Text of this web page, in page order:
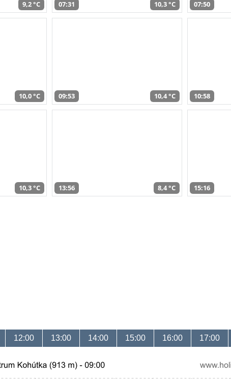
9,2 °C 07:31 10,3 °C 07:50
10,0 °C 09:53 10,4 °C 10:58
10,3 °C 13:56 8,4 °C 15:16
12:00 13:00 14:00 15:00 16:00 17:00